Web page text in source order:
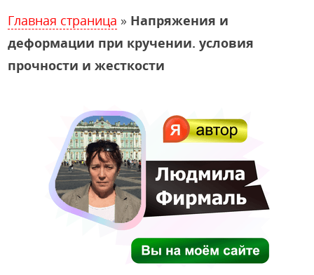
Главная страница » Напряжения и
деформации при кручении. условия
прочности и жесткости